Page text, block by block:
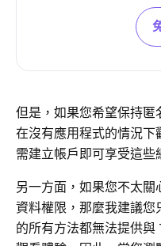
但是，如果您希望保持
在沒有應用程式的情況
需建立帳戶即可享受這些
另一方面，如果您不太
資料權限，那麼我建議
的所有方法都無法提供